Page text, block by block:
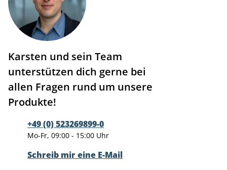
Karsten und sein Team
unterstützen dich gerne bei
allen Fragen rund um unsere
Produkte!
+49 (0) 523269899-0
Mo-Fr, 09:00 - 15:00 Uhr
Schreib mir eine E-Mail